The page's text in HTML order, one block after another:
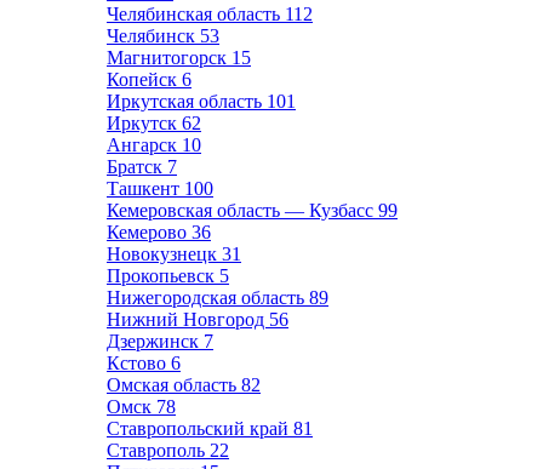
Челябинская область 112
Челябинск 53
Магнитогорск 15
Копейск 6
Иркутская область 101
Иркутск 62
Ангарск 10
Братск 7
Ташкент 100
Кемеровская область — Кузбасс 99
Кемерово 36
Новокузнецк 31
Прокопьевск 5
Нижегородская область 89
Нижний Новгород 56
Дзержинск 7
Кстово 6
Омская область 82
Омск 78
Ставропольский край 81
Ставрополь 22